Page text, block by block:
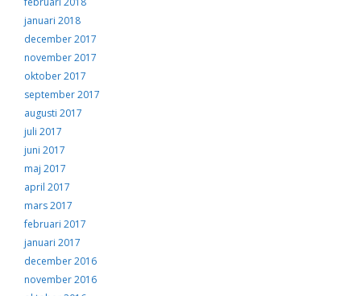
januari 2018
december 2017
november 2017
oktober 2017
september 2017
augusti 2017
juli 2017
juni 2017
maj 2017
april 2017
mars 2017
februari 2017
januari 2017
december 2016
november 2016